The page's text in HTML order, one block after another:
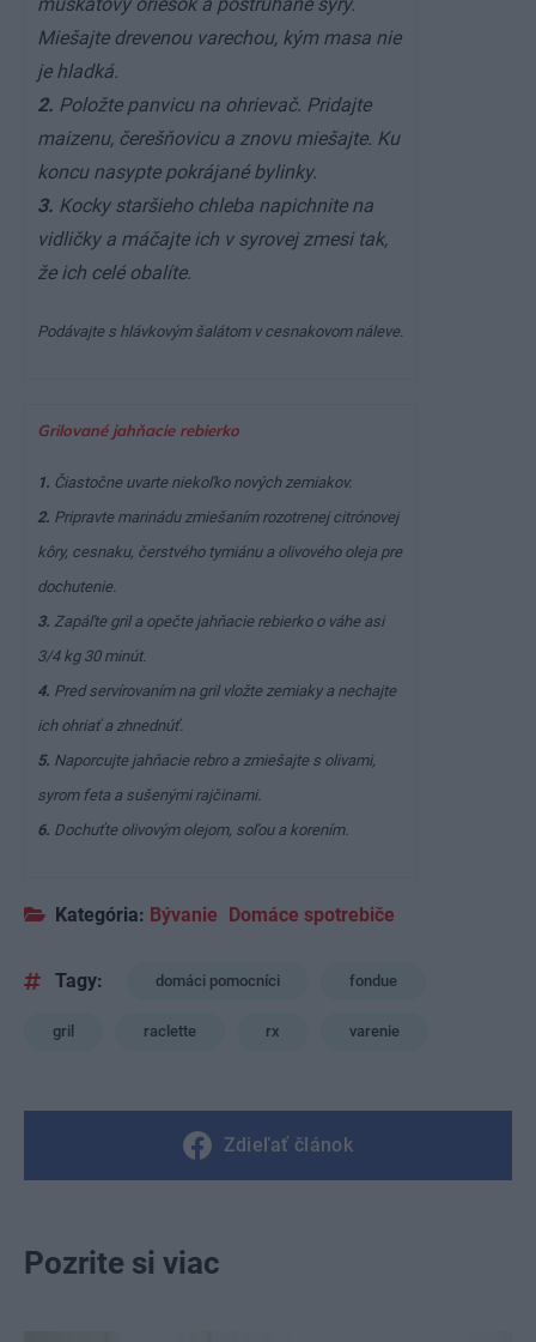
muškátový oriešok a postrúhané syry.
Miešajte drevenou varechou, kým masa nie
je hladká.
2. Položte panvicu na ohrievač. Pridajte
maizenu, čerešňovicu a znovu miešajte. Ku
koncu nasypte pokrájané bylinky.
3. Kocky staršieho chleba napichnite na
vidličky a máčajte ich v syrovej zmesi tak,
že ich celé obalíte.
Podávajte s hlávkovým šalátom v cesnakovom náleve.
Grilované jahňacie rebierko
1. Čiastočne uvarte niekoľko nových zemiakov.
2. Pripravte marinádu zmiešaním rozotrenej citrónovej
kôry, cesnaku, čerstvého tymiánu a olivového oleja pre
dochutenie.
3. Zapáľte gril a opečte jahňacie rebierko o váhe asi
3/4 kg 30 minút.
4. Pred servírovaním na gril vložte zemiaky a nechajte
ich ohriať a zhnednúť.
5. Naporcujte jahňacie rebro a zmiešajte s olivami,
syrom feta a sušenými rajčinami.
6. Dochuťte olivovým olejom, soľou a korením.
Kategória: Bývanie Domáce spotrebiče
Tagy: domáci pomocníci fondue
gril raclette rx varenie
Zdieľať článok
Pozrite si viac